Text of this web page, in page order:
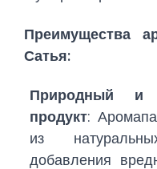
Преимущества
Сатья:
Природный и
продукт:
из
добавления